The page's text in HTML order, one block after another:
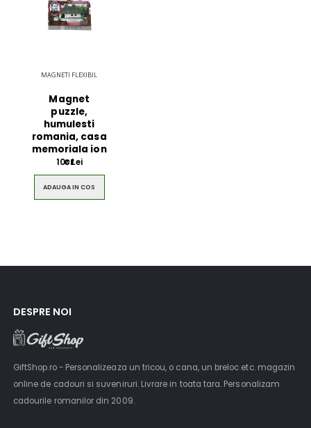
MAGNETI FLEXIBIL
Magnet
puzzle,
humulesti
romania, casa
memoriala ion
cr
1000Lei
ADAUGA IN COS
DESPRE NOI
GiftShop.ro - Personalizeaza un tricou, o cana, un breloc etc. magazin
online de cadouri si suveniruri. Livrare in toata tara. Personalizam
cadourile romanilor din 2009.